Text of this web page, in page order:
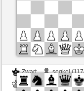
Zwart
segkej
Wit
JeLopes